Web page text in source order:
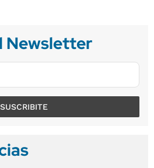
Newsletter
SUSCRIBITE